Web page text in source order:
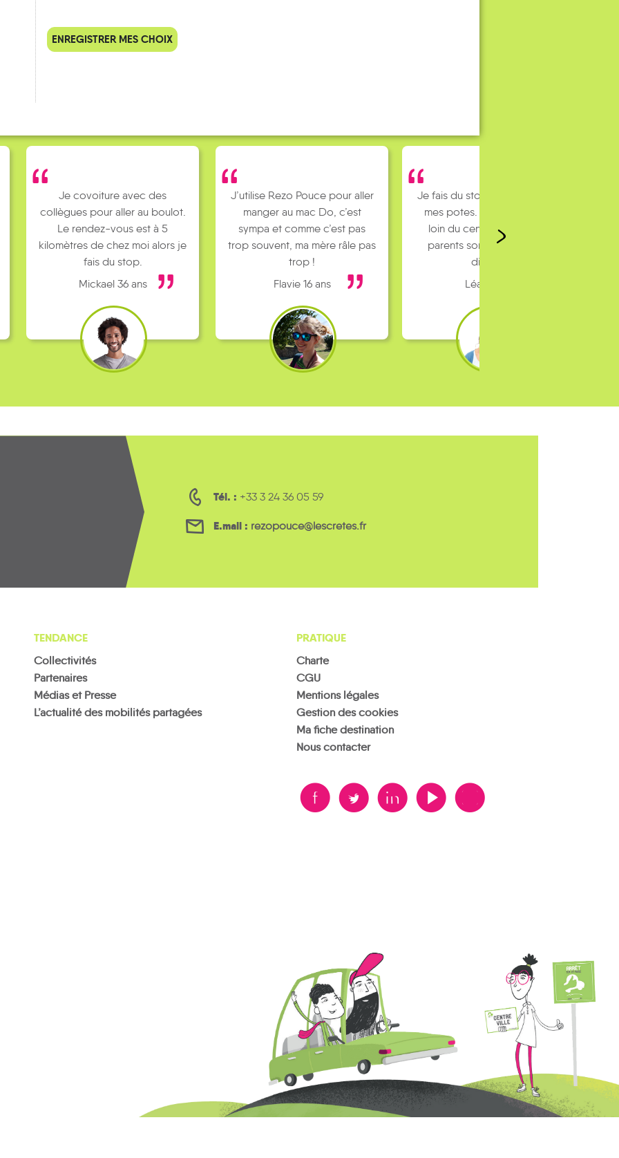
QUELQUES
Témoignages
Je covoiture avec des
collègues pour aller au boulot.
Le rendez-vous est à 5
kilomètres de chez moi alors je
fais du stop.
Mickael 36 ans
J’utilise Rezo Pouce pour aller
manger au mac Do, c’est
sympa et comme c’est pas
trop souvent, ma mère râle pas
trop !
Flavie 16 ans
Je fais du stop pour rejoindre
mes potes. J’habite un peu
loin du centre ville et mes
parents sont pas toujours
dispo…
Léa 16 ans
Tél. : +33 3 24 36 05 59
E.mail : rezopouce@lescretes.fr
TENDANCE
Collectivités
Partenaires
Médias et Presse
L’actualité des mobilités partagées
PRATIQUE
Charte
CGU
Mentions légales
Gestion des cookies
ENREGISTRER MES CHOIX
Ma fiche destination
Nous contacter
B A D F V